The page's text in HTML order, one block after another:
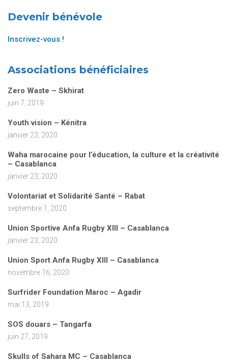
Devenir bénévole
Inscrivez-vous !
Associations bénéficiaires
Zero Waste – Skhirat
juin 7, 2019
Youth vision – Kénitra
janvier 23, 2020
Waha marocaine pour l’éducation, la culture et la créativité
– Casablanca
janvier 23, 2020
Volontariat et Solidarité Santé – Rabat
septembre 1, 2020
Union Sportive Anfa Rugby XIII – Casablanca
janvier 23, 2020
Union Sport Anfa Rugby XIII – Casablanca
novembre 16, 2020
Surfrider Foundation Maroc – Agadir
mai 13, 2019
SOS douars – Tangarfa
juin 27, 2019
Skulls of Sahara MC – Casablanca